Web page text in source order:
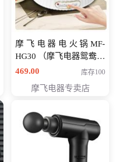
摩飞电器电火锅MF-
HG30 （摩飞电器鸳鸯锅
MF-HG30 ） 会员专享价
469.00 库存100
摩飞电器专卖店